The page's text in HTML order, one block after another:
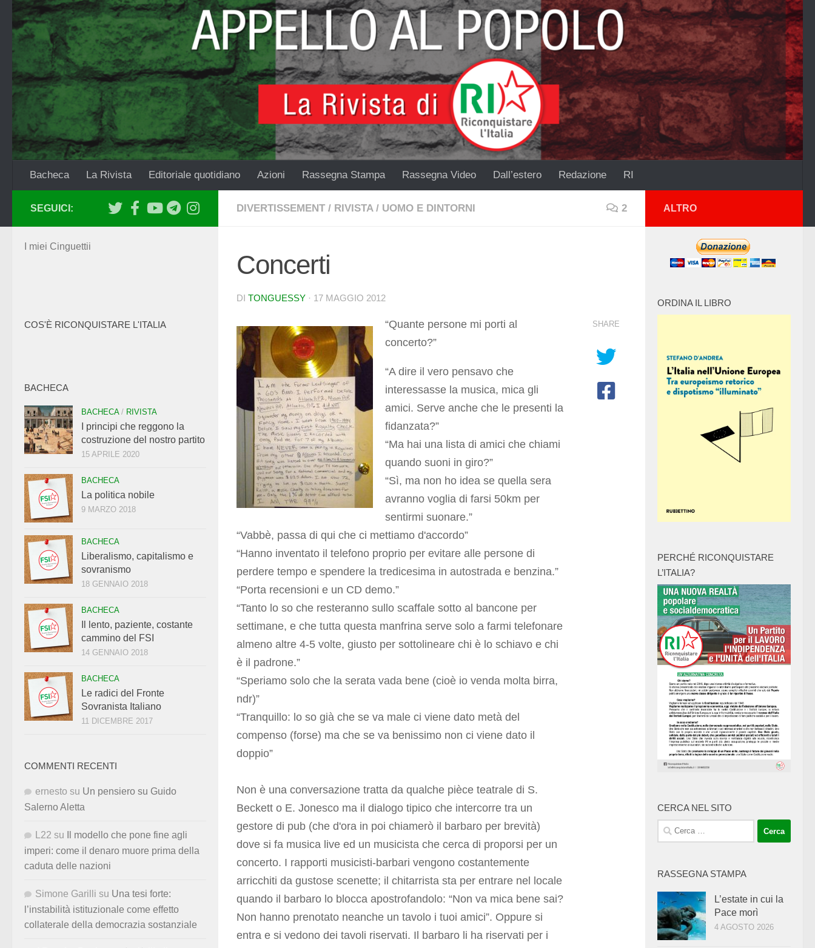
Salta al contenuto
Bacheca La Rivista Editoriale quotidiano Azioni Rassegna Stampa Rassegna Video Dall’estero Redazione RI
DIVERTISSEMENT / RIVISTA / UOMO E DINTORNI 2
Concerti
DI TONGUESSY · 17 MAGGIO 2012
“Quante persone mi porti al
concerto?”
“A dire il vero pensavo che
interessasse la musica, mica gli
amici. Serve anche che le presenti la
fidanzata?”
“Ma hai una lista di amici che chiami
quando suoni in giro?”
“Sì, ma non ho idea se quella sera
avranno voglia di farsi 50km per
sentirmi suonare.”
“Vabbè, passa di qui che ci mettiamo d'accordo”
“Hanno inventato il telefono proprio per evitare alle persone di
perdere tempo e spendere la tredicesima in autostrada e benzina.”
“Porta recensioni e un CD demo.”
“Tanto lo so che resteranno sullo scaffale sotto al bancone per
settimane, e che tutta questa manfrina serve solo a farmi telefonare
almeno altre 4-5 volte, giusto per sottolineare chi è lo schiavo e chi
è il padrone.”
“Speriamo solo che la serata vada bene (cioè io venda molta birra,
ndr)”
“Tranquillo: lo so già che se va male ci viene dato metà del
compenso (forse) ma che se va benissimo non ci viene dato il
doppio”
Non è una conversazione tratta da qualche pièce teatrale di S.
Beckett o E. Jonesco ma il dialogo tipico che intercorre tra un
gestore di pub (che d'ora in poi chiamerò il barbaro per brevità)
dove si fa musica live ed un musicista che cerca di proporsi per un
concerto. I rapporti musicisti-barbari vengono costantemente
arricchiti da gustose scenette; il chitarrista sta per entrare nel locale
quando il barbaro lo blocca apostrofandolo: “Non va mica bene sai?
Non hanno prenotato neanche un tavolo i tuoi amici”. Oppure si
entra e si vedono dei tavoli riservati. Il barbaro li ha riservati per i
SHARE
SEGUICI:
I miei Cinguettii
COS'È RICONQUISTARE L'ITALIA
BACHECA
BACHECA/ RIVISTA
I principi che reggono la
costruzione del nostro partito
15 APRILE 2020
BACHECA
La politica nobile
9 MARZO 2018
BACHECA
Liberalismo, capitalismo e
sovranismo
18 GENNAIO 2018
BACHECA
Il lento, paziente, costante
cammino del FSI
14 GENNAIO 2018
BACHECA
Le radici del Fronte
Sovranista Italiano
11 DICEMBRE 2017
COMMENTI RECENTI
ernesto su Un pensiero su Guido
Salerno Aletta
L22 su
Il modello che pone fine agli
imperi: come il denaro muore prima della
caduta delle nazioni
Simone Garilli su Una tesi forte:
l’instabilità istituzionale come effetto
collaterale della democrazia sostanziale
ALTRO
ORDINA IL LIBRO
PERCHÉ RICONQUISTARE
L’ITALIA?
CERCA NEL SITO
Ricerca
per:
RASSEGNA STAMPA
L’estate in cui la
Pace morì
4 AGOSTO 2026